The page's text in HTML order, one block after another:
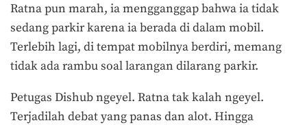
Ratna pun marah, ia mengganggap bahwa ia tidak
sedang parkir karena ia berada di dalam mobil.
Terlebih lagi, di tempat mobilnya berdiri, memang
tidak ada rambu soal larangan dilarang parkir.
Petugas Dishub ngeyel. Ratna tak kalah ngeyel.
Terjadilah debat yang panas dan alot. Hingga